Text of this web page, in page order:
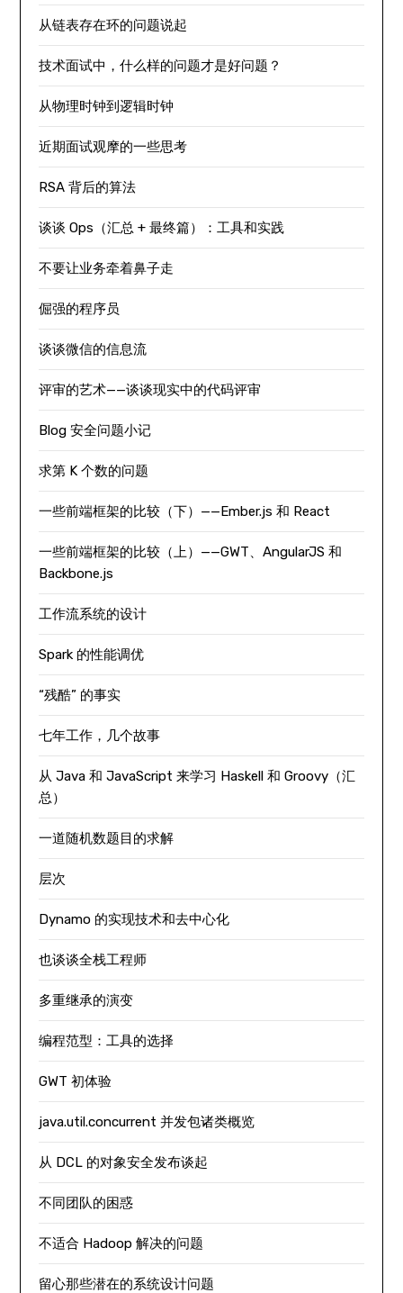
从链表存在环的问题说起
技术面试中，什么样的问题才是好问题？
从物理时钟到逻辑时钟
近期面试观摩的一些思考
RSA 背后的算法
谈谈 Ops（汇总 + 最终篇）：工具和实践
不要让业务牵着鼻子走
倔强的程序员
谈谈微信的信息流
评审的艺术——谈谈现实中的代码评审
Blog 安全问题小记
求第 K 个数的问题
一些前端框架的比较（下）——Ember.js 和 React
一些前端框架的比较（上）——GWT、AngularJS 和
Backbone.js
工作流系统的设计
Spark 的性能调优
“残酷” 的事实
七年工作，几个故事
从 Java 和 JavaScript 来学习 Haskell 和 Groovy（汇
总）
一道随机数题目的求解
层次
Dynamo 的实现技术和去中心化
也谈谈全栈工程师
多重继承的演变
编程范型：工具的选择
GWT 初体验
java.util.concurrent 并发包诸类概览
从 DCL 的对象安全发布谈起
不同团队的困惑
不适合 Hadoop 解决的问题
留心那些潜在的系统设计问题